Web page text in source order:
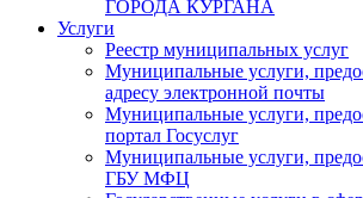
ГОРОДА КУРГАНА
Услуги
Реестр муниципальных услуг
Муниципальные услуги,
адресу электронной почты
Муниципальные услуги,
портал Госуслуг
Муниципальные услуги,
ГБУ МФЦ